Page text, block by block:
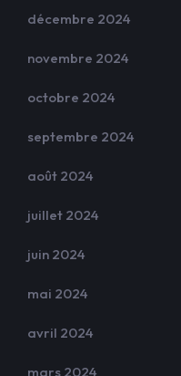
décembre 2024
novembre 2024
octobre 2024
septembre 2024
août 2024
juillet 2024
juin 2024
mai 2024
avril 2024
mars 2024